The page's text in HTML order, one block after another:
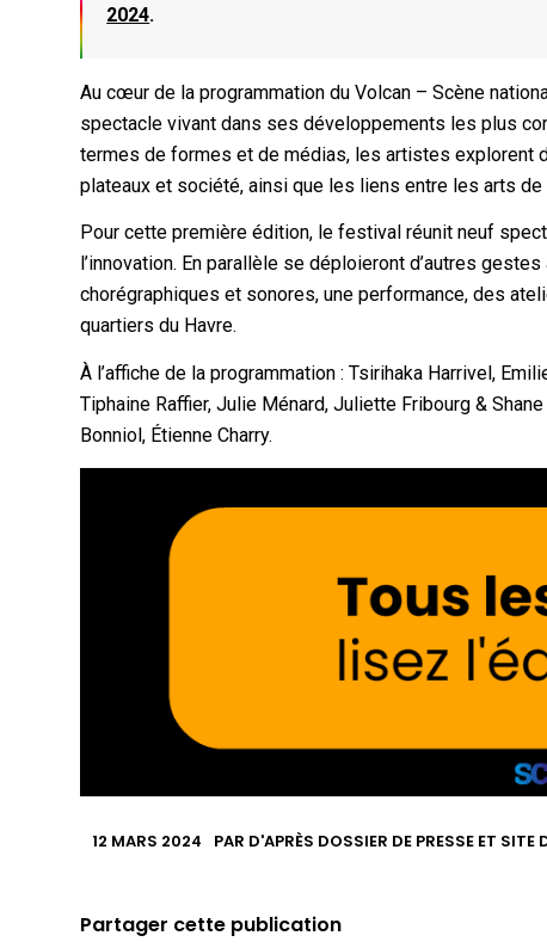
2024.
Au cœur de la programmation du Volcan – Scène
spectacle vivant dans ses développements les plus
termes de formes et de médias, les artistes explorent
plateaux et société, ainsi que les liens entre les arts
Pour cette première édition, le festival réunit neuf
l’innovation. En parallèle se déploieront d’autres
chorégraphiques et sonores, une performance, des
quartiers du Havre.
À l’affiche de la programmation : Tsirihaka Harrivel,
Tiphaine Raffier, Julie Ménard, Juliette Fribourg &
Bonniol, Étienne Charry.
12 MARS 2024 PAR D'APRÈS DOSSIER DE PRESSE ET SITE
Partager cette publication